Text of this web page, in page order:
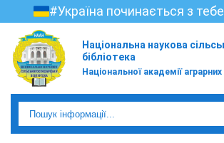
#Україна починається з
Національна наукова
бібліотека
Національної академії